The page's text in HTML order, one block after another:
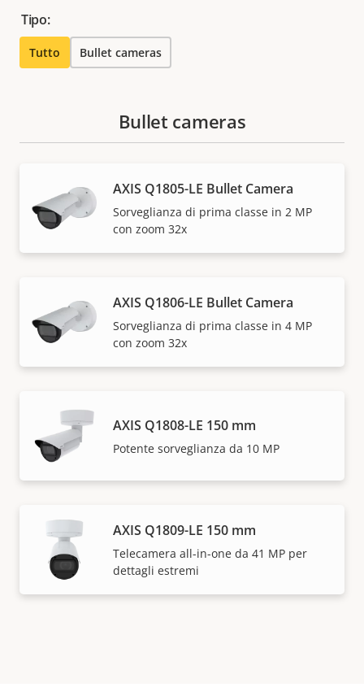
Tipo:
Tutto Bullet cameras
Bullet cameras
AXIS Q1805-LE Bullet Camera
Sorveglianza di prima classe in 2 MP
con zoom 32x
AXIS Q1806-LE Bullet Camera
Sorveglianza di prima classe in 4 MP
con zoom 32x
AXIS Q1808-LE 150 mm
Potente sorveglianza da 10 MP
AXIS Q1809-LE 150 mm
Telecamera all-in-one da 41 MP per
dettagli estremi